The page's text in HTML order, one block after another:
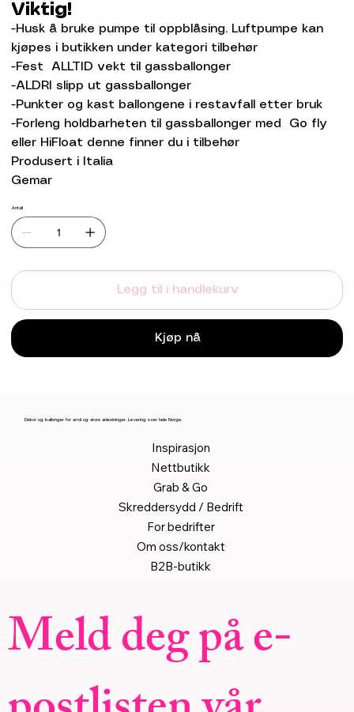
Viktig!
-Husk å bruke pumpe til oppblåsing. Luftpumpe kan
kjøpes i butikken under kategori tilbehør
-Fest ALLTID vekt til gassballonger
-ALDRI slipp ut gassballonger
-Punkter og kast ballongene i restavfall etter bruk
-Forleng holdbarheten til gassballonger med Go fly
eller HiFloat denne finner du i tilbehør
Produsert i Italia
Gemar
Antall
Legg til i handlekurv
Kjøp nå
Meld deg på e-
Dekor og ballonger for små og store anledninger. Levering over hele Norge.
Inspirasjon
Nettbutikk
Grab & Go
Skreddersydd / Bedrift
For bedrifter
Om oss/kontakt
B2B-butikk